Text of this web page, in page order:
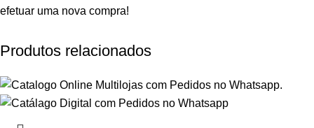
efetuar uma nova compra!
Produtos relacionados